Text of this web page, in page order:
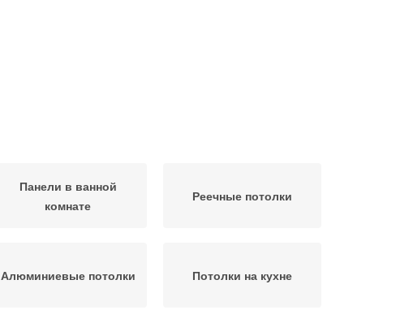
Панели в ванной
комнате
Реечные потолки
Алюминиевые потолки Потолки на кухне